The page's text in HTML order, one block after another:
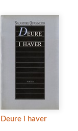
Deure i haver